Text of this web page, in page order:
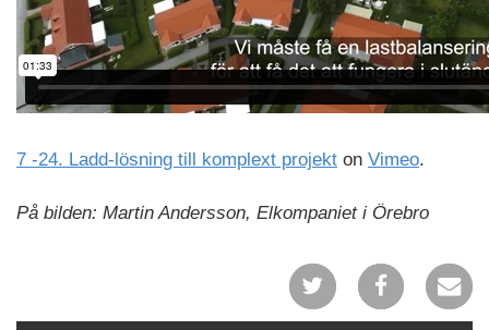
7 -24. Ladd-lösning till komplext projekt on Vimeo.
På bilden: Martin Andersson, Elkompaniet i Örebro